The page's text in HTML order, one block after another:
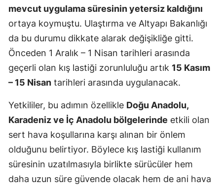
İzmir
Kars
Kastamonu
Kayseri
Kırklareli
Kırşehir
Kocaeli
Konya
Kütahya
mevcut uygulama süresinin yetersiz kaldığını
ortaya koymuştu. Ulaştırma ve Altyapı Bakanlığı
da bu durumu dikkate alarak değişikliğe gitti.
Önceden 1 Aralık – 1 Nisan tarihleri arasında
geçerli olan kış lastiği zorunluluğu artık 15 Kasım
– 15 Nisan tarihleri arasında uygulanacak.
Yetkililer, bu adımın özellikle Doğu Anadolu,
Karadeniz ve İç Anadolu bölgelerinde etkili olan
sert hava koşullarına karşı alınan bir önlem
olduğunu belirtiyor. Böylece kış lastiği kullanım
süresinin uzatılmasıyla birlikte sürücüler hem
daha uzun süre güvende olacak hem de ani hava